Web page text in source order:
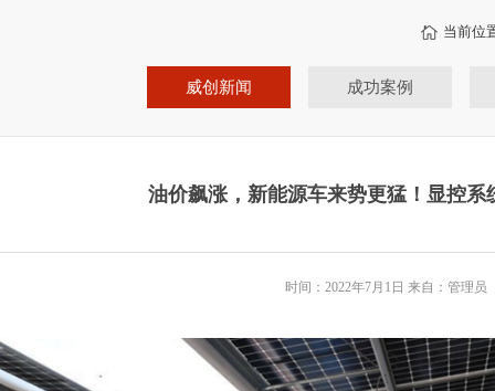
当前位
威创新闻 成功案例
油价飙涨，新能源车来势更猛！显控系
时间：2022年7月1日 来自：管理员